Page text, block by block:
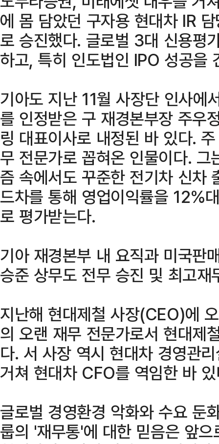
에 몸 담았던 구자용 현대차 IR
로 승진했다. 글로벌 3대 신용평
하고, 특히 인도법인 IPO 성공을
기아도 지난 11월 사장단 인사에
를 인정받은 구 재경본부장 주우
링 대표이사로 내정된 바 있다.
무 전문가로 꼽혀온 인물이다.
즘 속에서도 꾸준한 전기차 신차
드차를 통해 영업이익률을 12%
로 평가받는다.
기아 재경본부 내 요직과 미국판
승준 상무도 전무 승진 및 최고
지난해 현대제철 사장(CEO)에
의 오랜 재무 전문가로서 현대제
다. 서 사장 역시 현대차 경영관
거쳐 현대차 CFO를 역임한 바
글로벌 경영환경 악화와 수요 둔
룹의 '재무통'에 대한 믿음은 앞